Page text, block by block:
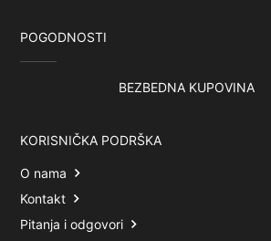
POGODNOSTI
BEZBEDNA KUPOVINA
KORISNIČKA PODRŠKA
O nama
Kontakt
Pitanja i odgovori